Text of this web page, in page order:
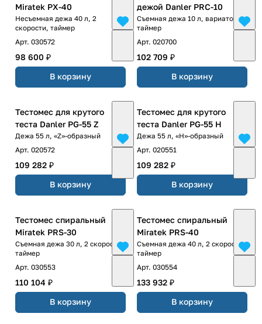
Miratek PX-40
Несъемная дежа 40 л, 2
скорости, таймер
Арт. 030572
98 600 ₽
В корзину
дежoй Danler PRC-10
Съемная дежа 10 л, вариатор,
таймер
Арт. 020700
102 709 ₽
В корзину
Тестомес для крутого
теста Danler PG-55 Z
Дежа 55 л, «Z»-образный
Арт. 020572
109 282 ₽
В корзину
Тестомес для крутого
теста Danler PG-55 H
Дежа 55 л, «H»-образный
Арт. 020551
109 282 ₽
В корзину
Тестомес спиральный
Miratek PRS-30
Съемная дежа 30 л, 2 скорости,
таймер
Арт. 030553
110 104 ₽
В корзину
Тестомес спиральный
Miratek PRS-40
Съемная дежа 40 л, 2 скорости,
таймер
Арт. 030554
133 932 ₽
В корзину